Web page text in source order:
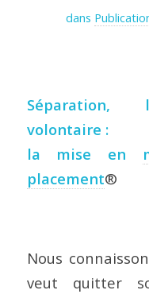
dans
Séparation,
volontaire :
la mise en
placement®
Nous
veut quitter